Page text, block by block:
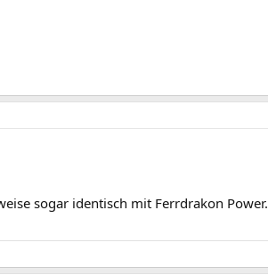
sogar identisch mit Ferrdrakon Power.